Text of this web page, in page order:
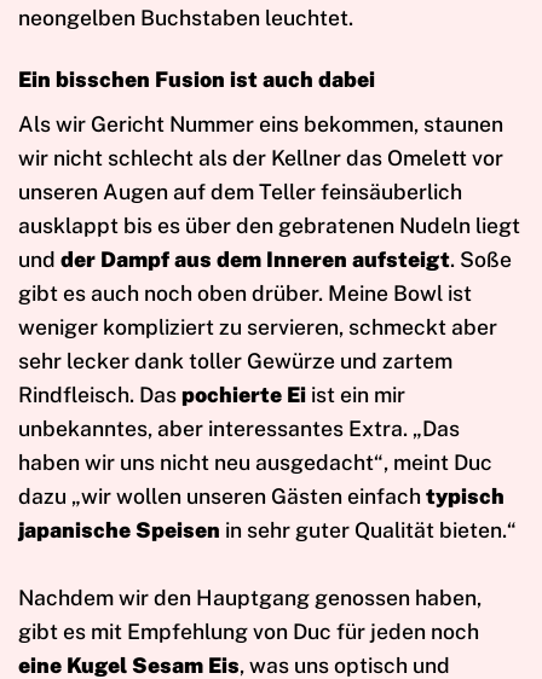
neongelben Buchstaben leuchtet.
Ein bisschen Fusion ist auch dabei
Als wir Gericht Nummer eins bekommen, staunen
wir nicht schlecht als der Kellner das Omelett vor
unseren Augen auf dem Teller feinsäuberlich
ausklappt bis es über den gebratenen Nudeln liegt
und der Dampf aus dem Inneren aufsteigt. Soße
gibt es auch noch oben drüber. Meine Bowl ist
weniger kompliziert zu servieren, schmeckt aber
sehr lecker dank toller Gewürze und zartem
Rindfleisch. Daspochierte Ei ist ein mir
unbekanntes, aber interessantes Extra. „Das
haben wir uns nicht neu ausgedacht“, meint Duc
dazu „wir wollen unseren Gästen einfach typisch
japanische Speisen in sehr guter Qualität bieten.“
Nachdem wir den Hauptgang genossen haben,
gibt es mit Empfehlung von Duc für jeden noch
eine Kugel Sesam Eis, was uns optisch und